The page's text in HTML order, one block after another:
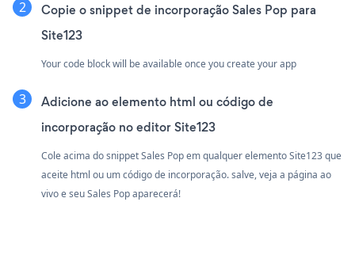
Copie o snippet de incorporação Sales Pop para
Site123
Your code block will be available once you create your app
Adicione ao elemento html ou código de
incorporação no editor Site123
Cole acima do snippet Sales Pop em qualquer elemento Site123 que
aceite html ou um código de incorporação. salve, veja a página ao
vivo e seu Sales Pop aparecerá!